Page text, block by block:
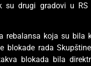
su drugi gradovi u
rebalansa koja su bila
rada
blokada bila